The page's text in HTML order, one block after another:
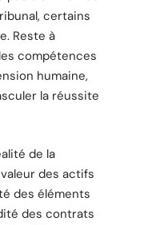
certains
Reste à
compétences
humaine,
la réussite
de la
des actifs
des éléments
des contrats